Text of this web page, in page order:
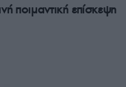
ποιμαντική επίσκεψη